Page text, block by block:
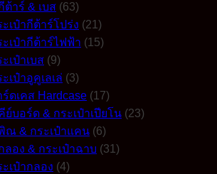
ต้าร์ & เบส (63)
ะเป๋ากีต้าร์โปร่ง (21)
ะเป๋ากีต้าร์ไฟฟ้า (15)
ะเป๋าเบส (9)
ะเป๋าอูคูเลเล่ (3)
ร์ดเคส Hardcase (17)
ย์บอร์ด & กระเป๋าเปียโน (23)
ณ & กระเป๋าแคน (6)
ลอง & กระเป๋าฉาบ (31)
ะเป๋ากลอง (4)